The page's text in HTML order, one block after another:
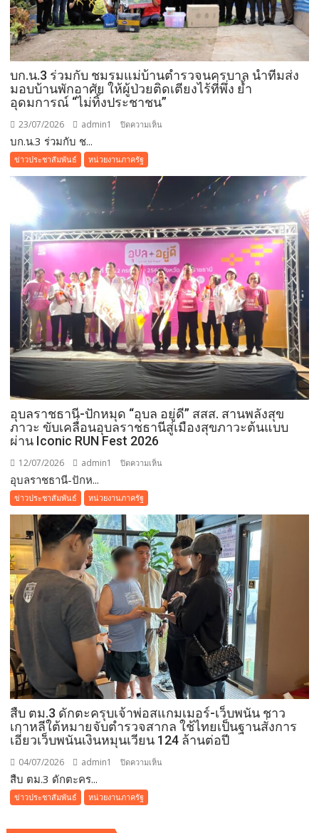
บก.น.3 ร่วมกับ ชมรมแม่บ้านตำรวจนครบาล นำทีมส่ง
มอบบ้านพักอาศัย ให้ผู้ป่วยติดเตียงไร้ที่พึ่ง ย้ำ
อุดมการณ์ “ไม่ทิ้งประชาชน”
23/07/2026 admin1 ปิดความเห็น
ตำรวจนครบาล
นำ
ทีม
ส่ง
มอบ
บ้าน
พัก
อาศัย
ให้
ผู้
ป่วย
เตียง
ไร้
“ไม่
ทิ้ง
ประชาชน”
บก.น.3 ร่วมกับ ช...
ข่าวประชาสัมพันธ์ หน่วยงานภาครัฐ
อุบลราชธานี-ปักหมุด “อุบล อยู่ดี” สสส. สานพลังสุข
ภาวะ ขับเคลื่อนอุบลราชธานีสู่เมืองสุขภาวะต้นแบบ
ผ่าน Iconic RUN Fest 2026
12/07/2026 admin1 ปิดความเห็น
“อุบล
อยู่ดี”
สสส.
สาน
พลัง
สุข
ภาวะ
ขับ
เคลื่อน
อุบลราชธานี
สู่
เมือง
สุข
ภาวะ
ต้นแบบ
อุบลราชธานี-ปักห...
ข่าวประชาสัมพันธ์ หน่วยงานภาครัฐ
สืบ ตม.3 ดักตะครุบเจ้าพ่อสแกมเมอร์-เว็บพนัน ชาว
เกาหลีใต้หมายจับตำรวจสากล ใช้ไทยเป็นฐานสั่งการ
เอี่ยวเว็บพนันเงินหมุนเวียน 124 ล้านต่อปี
04/07/2026 admin1 ปิดความเห็น
สืบ ตม.3 ดักตะคร...
ข่าวประชาสัมพันธ์ หน่วยงานภาครัฐ